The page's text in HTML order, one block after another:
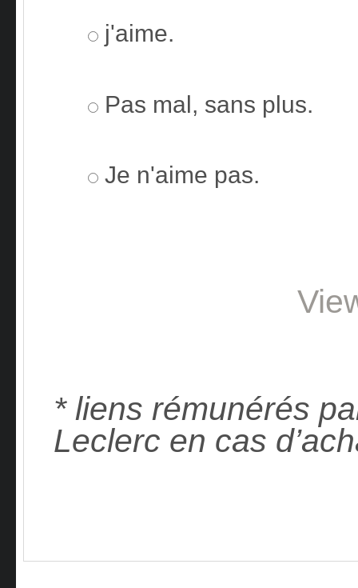
j'aime.
Pas mal, sans plus.
Je n'aime pas.
* liens rémunérés
Leclerc en cas